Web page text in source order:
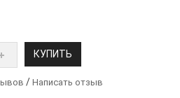
КУПИТЬ
/Написать отзыв